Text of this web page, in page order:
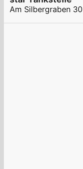
Am Silbergraben 30